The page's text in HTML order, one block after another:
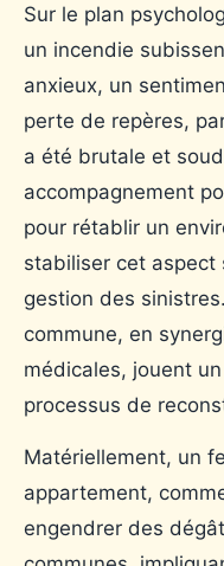
Sur le plan
un incendie
anxieux, un
perte de repères,
a été brutale et
accompagnement
pour rétablir un
stabiliser cet aspect
gestion des
commune, en
médicales, jouent
processus de
Matériellement, un
appartement,
engendrer des